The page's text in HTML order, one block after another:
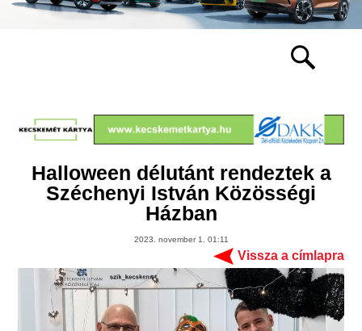
Halloween délutánt rendeztek a
Széchenyi István Közösségi
Házban
2023. november 1. 01:11
Vissza a címlapra